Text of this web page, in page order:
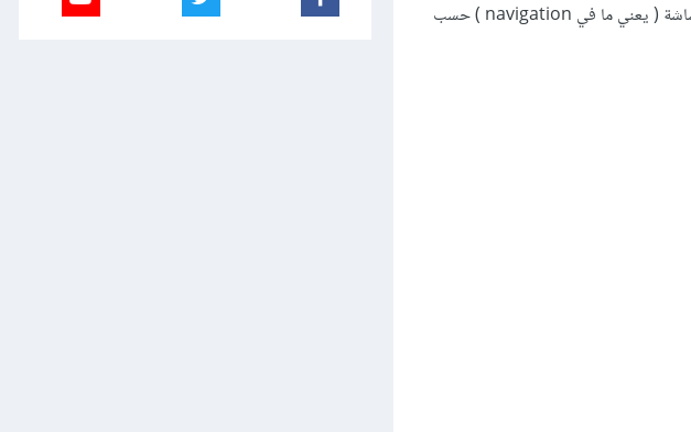
أريد عند الضغط على أي category تظهر ال products الخاصة فيه تحت في نفس الشاشة ( يعني ما في navigation ) حسب